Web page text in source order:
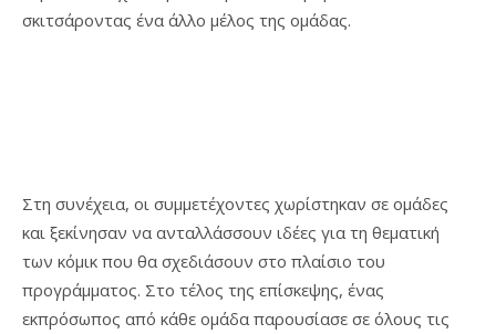
σκιτσάροντας ένα άλλο μέλος της ομάδας.
Στη συνέχεια, οι συμμετέχοντες χωρίστηκαν σε ομάδες
και ξεκίνησαν να ανταλλάσσουν ιδέες για τη θεματική
των κόμικ που θα σχεδιάσουν στο πλαίσιο του
προγράμματος. Στο τέλος της επίσκεψης, ένας
εκπρόσωπος από κάθε ομάδα παρουσίασε σε όλους τις